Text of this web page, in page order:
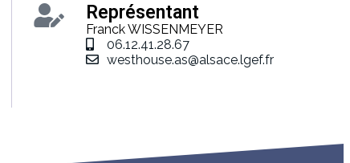
Représentant
Franck WISSENMEYER
06.12.41.28.67
westhouse.as@alsace.lgef.fr